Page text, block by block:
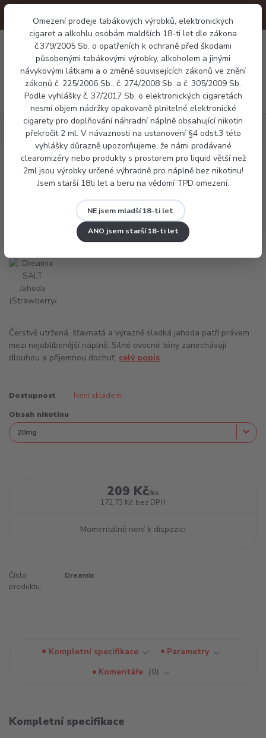
Omezení prodeje tabákových výrobků, elektronických
cigaret a alkohlu osobám maldších 18-ti let dle zákona
č.379/2005 Sb. o opatřeních k ochraně před škodami
působenými tabákovými výrobky, alkoholem a jinými
návykovými látkami a o změně souvisejících zákonů ve znění
zákonů č. 225/2006 Sb., č. 274/2008 Sb. a č. 305/2009 Sb.
Podle vyhlášky č. 37/2017 Sb. o elektronických cigaretách
nesmí objem nádržky opakovaně plnitelné elektronické
cigarety pro doplňování náhradní náplně obsahující nikotin
překročit 2 ml. V návaznosti na ustanovení §4 odst.3 této
vyhlášky důrazně upozorňujeme, že námi prodávané
clearomizéry nebo produkty s prostorem pro liquid větší než
2ml jsou výrobky určené výhradně pro náplně bez nikotinu!
Jsem starší 18ti let a beru na vědomí TPD omezení.
NE jsem mladší 18-ti let
ANO jsem starší 18-ti let
Menu
0 Kč
Náplně Dreamix SALT Jahoda (Strawberry'S) 10ml
Dreamix SALT Jahoda (Strawberry'S)
10ml
Čerstvě utržená, šťavnatá a výrazně sladká jahoda patří právem
mezi nejoblíbenější náplně. Silné ovocné tóny zanechávají
dlouhou a příjemnou dochuť. celý popis
Dostupnost Není skladem
Obsah nikotinu
209 Kč/ks
172,73 Kč bez DPH
Momentálně není k dispozici
Číslo
produktu:
Dreamix
Kompletní specifikace
Parametry
Komentáře
0
Kompletní specifikace